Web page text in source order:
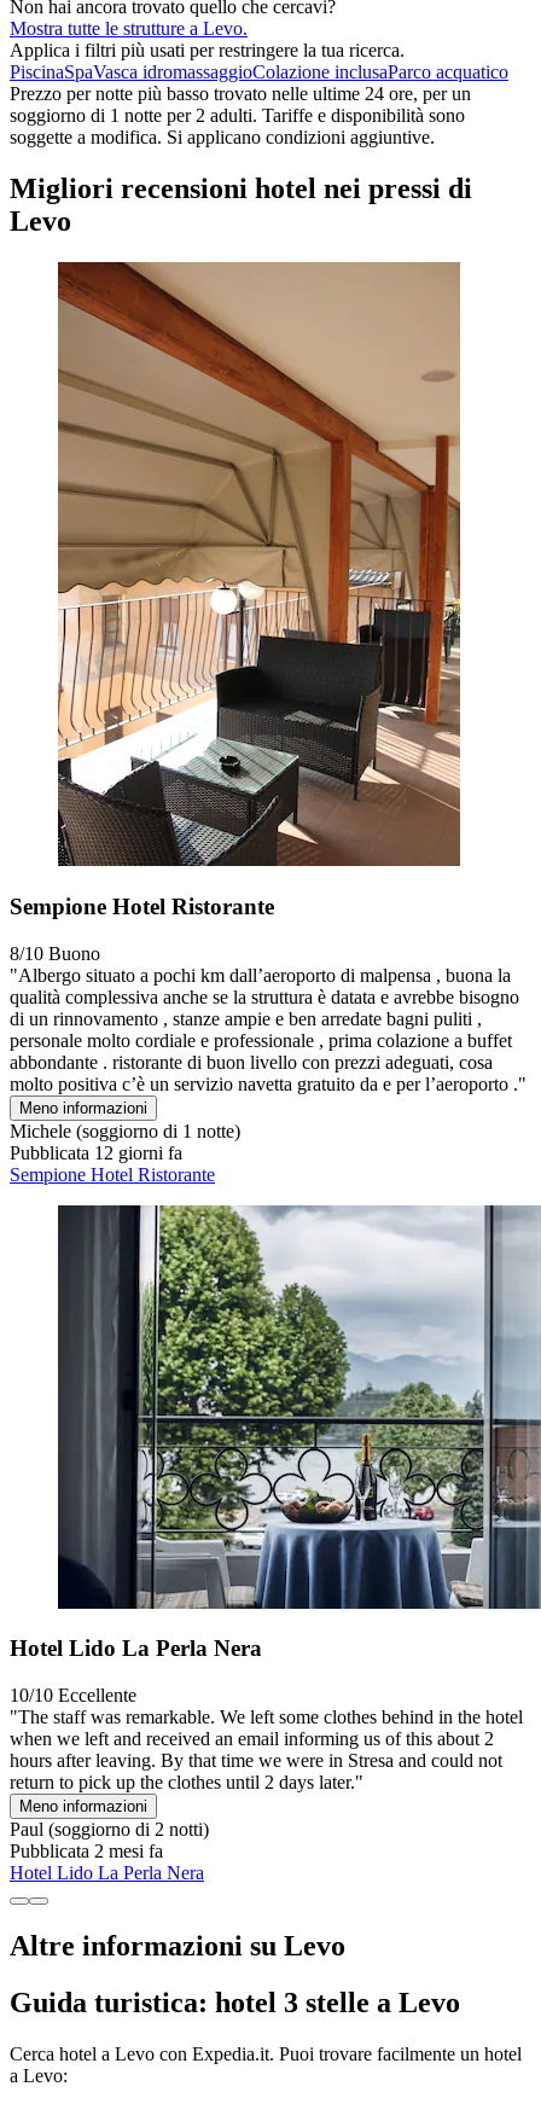
Non hai ancora trovato quello che cercavi?
Mostra tutte le strutture a Levo.
Applica i filtri più usati per restringere la tua ricerca.
PiscinaSpaVasca idromassaggioColazione inclusaParco acquatico
Prezzo per notte più basso trovato nelle ultime 24 ore, per un
soggiorno di 1 notte per 2 adulti. Tariffe e disponibilità sono
soggette a modifica. Si applicano condizioni aggiuntive.
Migliori recensioni hotel nei pressi di
Levo
Sempione Hotel Ristorante
8/10 Buono
"Albergo situato a pochi km dall’aeroporto di malpensa , buona la
qualità complessiva anche se la struttura è datata e avrebbe bisogno
di un rinnovamento , stanze ampie e ben arredate bagni puliti ,
personale molto cordiale e professionale , prima colazione a buffet
abbondante . ristorante di buon livello con prezzi adeguati, cosa
molto positiva c’è un servizio navetta gratuito da e per l’aeroporto ."
Meno informazioni
Michele (soggiorno di 1 notte)
Pubblicata 12 giorni fa
Sempione Hotel Ristorante
Hotel Lido La Perla Nera
10/10 Eccellente
"The staff was remarkable. We left some clothes behind in the hotel
when we left and received an email informing us of this about 2
hours after leaving. By that time we were in Stresa and could not
return to pick up the clothes until 2 days later."
Meno informazioni
Paul (soggiorno di 2 notti)
Pubblicata 2 mesi fa
Hotel Lido La Perla Nera
Altre informazioni su Levo
Guida turistica: hotel 3 stelle a Levo
Cerca hotel a Levo con Expedia.it. Puoi trovare facilmente un hotel
a Levo: